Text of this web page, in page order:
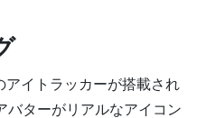
アイトラッカーが搭載され
バターがリアルなアイコン